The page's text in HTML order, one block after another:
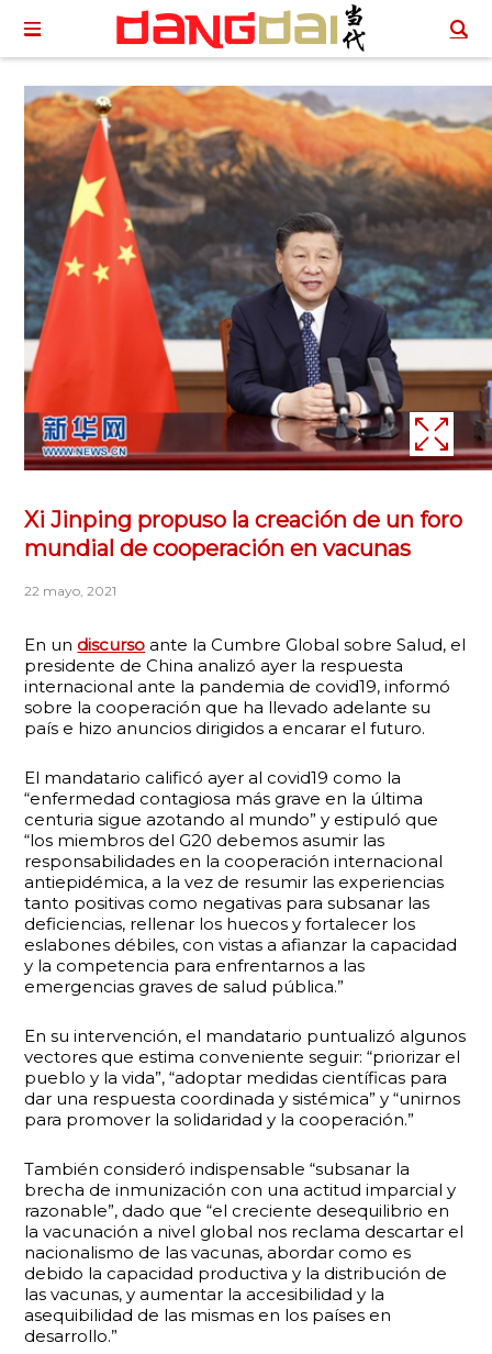
Xi Jinping propuso la creación de un foro
mundial de cooperación en vacunas
22 mayo, 2021
En un discurso ante la Cumbre Global sobre Salud, el
presidente de China analizó ayer la respuesta
internacional ante la pandemia de covid19, informó
sobre la cooperación que ha llevado adelante su
país e hizo anuncios dirigidos a encarar el futuro.
El mandatario calificó ayer al covid19 como la
“enfermedad contagiosa más grave en la última
centuria sigue azotando al mundo” y estipuló que
“los miembros del G20 debemos asumir las
responsabilidades en la cooperación internacional
antiepidémica, a la vez de resumir las experiencias
tanto positivas como negativas para subsanar las
deficiencias, rellenar los huecos y fortalecer los
eslabones débiles, con vistas a afianzar la capacidad
y la competencia para enfrentarnos a las
emergencias graves de salud pública.”
En su intervención, el mandatario puntualizó algunos
vectores que estima conveniente seguir: “priorizar el
pueblo y la vida”, “adoptar medidas científicas para
dar una respuesta coordinada y sistémica” y “unirnos
para promover la solidaridad y la cooperación.”
También consideró indispensable “subsanar la
brecha de inmunización con una actitud imparcial y
razonable”, dado que “el creciente desequilibrio en
la vacunación a nivel global nos reclama descartar el
nacionalismo de las vacunas, abordar como es
debido la capacidad productiva y la distribución de
las vacunas, y aumentar la accesibilidad y la
asequibilidad de las mismas en los países en
desarrollo.”